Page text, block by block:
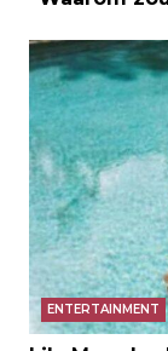
ENTERTAINMENT